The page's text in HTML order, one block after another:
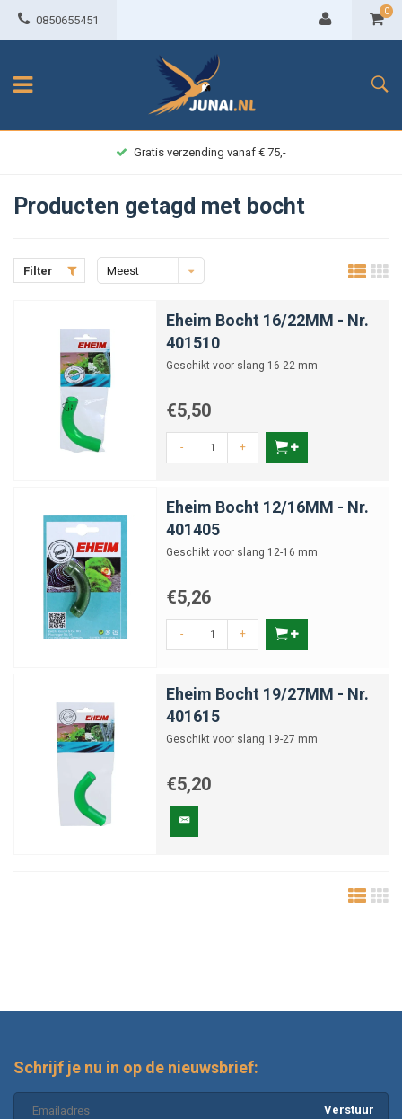
0850655451
0
Gratis verzending vanaf € 75,-
Producten getagd met bocht
Filter
Meest
Eheim Bocht 16/22MM - Nr.
401510
Geschikt voor slang 16-22 mm
€5,50
- +
Eheim Bocht 12/16MM - Nr.
401405
Geschikt voor slang 12-16 mm
€5,26
- +
Eheim Bocht 19/27MM - Nr.
401615
Geschikt voor slang 19-27 mm
€5,20
Schrijf je nu in op de nieuwsbrief:
Verstuur